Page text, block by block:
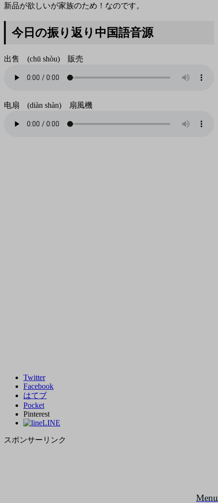
Menu
新品が欲しいが家族のため！なのです。
今日の振り返り中国語音源
出售 (chū shòu) 販売
电扇 (diàn shàn) 扇風機
Twitter
Facebook
はてブ
Pocket
Pinterest
LINE
スポンサーリンク